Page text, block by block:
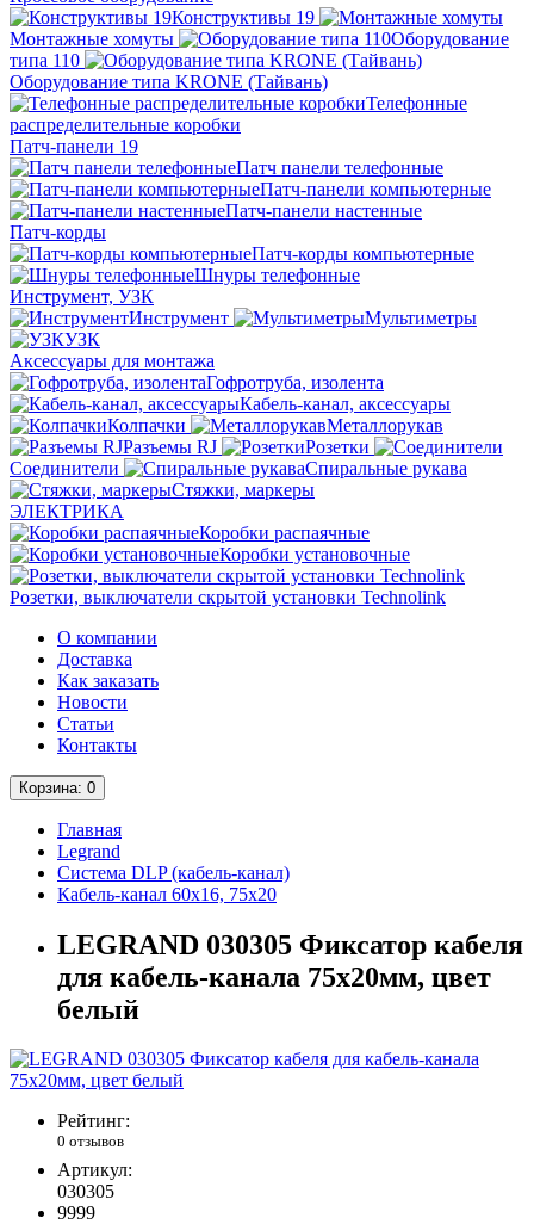
Конструктивы 19
Монтажные хомуты
Оборудование
типа 110
Оборудование типа KRONE (Тайвань)
Телефонные
распределительные коробки
Патч-панели 19
Патч панели телефонные
Патч-панели компьютерные
Патч-панели настенные
Патч-корды
Патч-корды компьютерные
Шнуры телефонные
Инструмент, УЗК
Инструмент
Мультиметры
УЗК
Аксессуары для монтажа
Гофротруба, изолента
Кабель-канал, аксессуары
Колпачки
Металлорукав
Разъемы RJ
Розетки
Соединители
Спиральные рукава
Стяжки, маркеры
ЭЛЕКТРИКА
Коробки распаячные
Коробки установочные
Розетки, выключатели скрытой установки Technolink
О компании
Доставка
Как заказать
Новости
Статьи
Контакты
Корзина: 0
Главная
Legrand
Система DLP (кабель-канал)
Кабель-канал 60х16, 75х20
LEGRAND 030305 Фиксатор кабеля
для кабель-канала 75х20мм, цвет
белый
Рейтинг:
0 отзывов
Артикул:
030305
9999